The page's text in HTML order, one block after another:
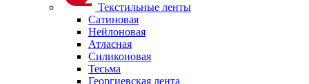
Текстильные ленты
Сатиновая
Нейлоновая
Атласная
Силиконовая
Тесьма
Георгиевская лента